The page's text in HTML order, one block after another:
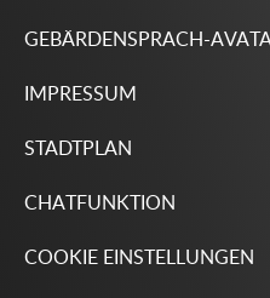
GEBÄRDENSPRACH-
IMPRESSUM
STADTPLAN
CHATFUNKTION
COOKIE EINSTELLUNGEN